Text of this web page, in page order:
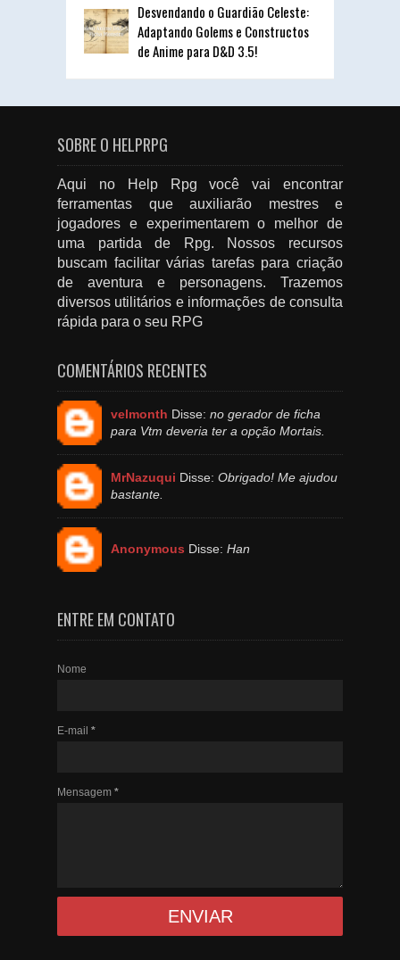
Desvendando o Guardião Celeste:
Adaptando Golems e Constructos
de Anime para D&D 3.5!
SOBRE O HELPRPG
Aqui no Help Rpg você vai encontrar
ferramentas que auxiliarão mestres e
jogadores e experimentarem o melhor de
uma partida de Rpg. Nossos recursos
buscam facilitar várias tarefas para criação
de aventura e personagens. Trazemos
diversos utilitários e informações de consulta
rápida para o seu RPG
COMENTÁRIOS RECENTES
velmonth Disse: no gerador de ficha
para Vtm deveria ter a opção Mortais.
MrNazuqui Disse: Obrigado! Me ajudou
bastante.
Anonymous Disse: Han
ENTRE EM CONTATO
Nome
E-mail *
Mensagem *